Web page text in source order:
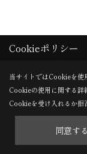
Cookieポリシー
当サイトではCookieを使
Cookieの使用に関する詳
Cookieを受け入れるか拒
同意する